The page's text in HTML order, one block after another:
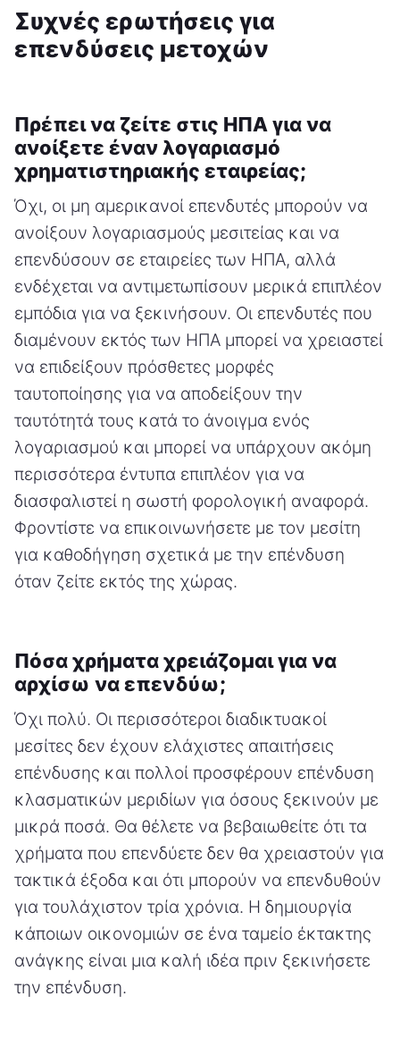
Συχνές ερωτήσεις για
επενδύσεις μετοχών
Πρέπει να ζείτε στις ΗΠΑ για να
ανοίξετε έναν λογαριασμό
χρηματιστηριακής εταιρείας;
Όχι, οι μη αμερικανοί επενδυτές μπορούν να
ανοίξουν λογαριασμούς μεσιτείας και να
επενδύσουν σε εταιρείες των ΗΠΑ, αλλά
ενδέχεται να αντιμετωπίσουν μερικά επιπλέον
εμπόδια για να ξεκινήσουν. Οι επενδυτές που
διαμένουν εκτός των ΗΠΑ μπορεί να χρειαστεί
να επιδείξουν πρόσθετες μορφές
ταυτοποίησης για να αποδείξουν την
ταυτότητά τους κατά το άνοιγμα ενός
λογαριασμού και μπορεί να υπάρχουν ακόμη
περισσότερα έντυπα επιπλέον για να
διασφαλιστεί η σωστή φορολογική αναφορά.
Φροντίστε να επικοινωνήσετε με τον μεσίτη
για καθοδήγηση σχετικά με την επένδυση
όταν ζείτε εκτός της χώρας.
Πόσα χρήματα χρειάζομαι για να
αρχίσω να επενδύω;
Όχι πολύ. Οι περισσότεροι διαδικτυακοί
μεσίτες δεν έχουν ελάχιστες απαιτήσεις
επένδυσης και πολλοί προσφέρουν επένδυση
κλασματικών μεριδίων για όσους ξεκινούν με
μικρά ποσά. Θα θέλετε να βεβαιωθείτε ότι τα
χρήματα που επενδύετε δεν θα χρειαστούν για
τακτικά έξοδα και ότι μπορούν να επενδυθούν
για τουλάχιστον τρία χρόνια. Η δημιουργία
κάποιων οικονομιών σε ένα ταμείο έκτακτης
ανάγκης είναι μια καλή ιδέα πριν ξεκινήσετε
την επένδυση.